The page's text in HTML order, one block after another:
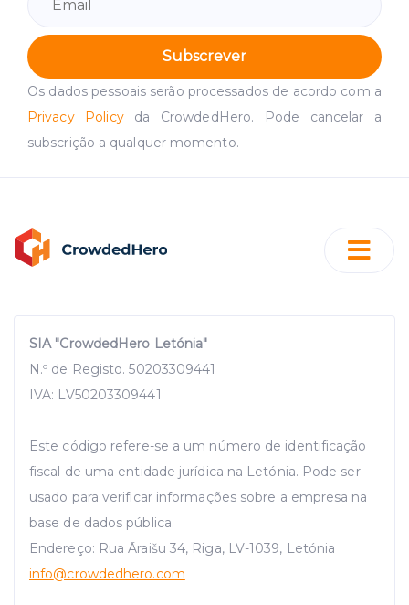
Subscrever
Os dados pessoais serão processados de acordo com a
Privacy Policyda CrowdedHero. Pode cancelar a
subscrição a qualquer momento.
SIA "CrowdedHero Letónia"
N.º de Registo. 50203309441
IVA: LV50203309441
Este código refere-se a um número de identificação
fiscal de uma entidade jurídica na Letónia. Pode ser
usado para verificar informações sobre a empresa na
base de dados pública.
Endereço: Rua Āraišu 34, Riga, LV-1039, Letónia
info@crowdedhero.com